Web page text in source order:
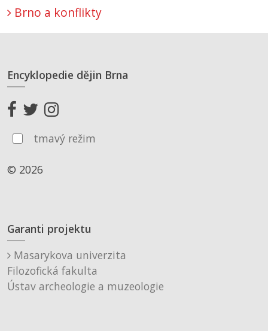
Brno a konflikty
Encyklopedie dějin Brna
tmavý režim
© 2026
Garanti projektu
Masarykova univerzita
Filozofická fakulta
Ústav archeologie a muzeologie